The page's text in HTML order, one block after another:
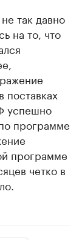
так давно
на то, что
поставках
успешно
программе
программе
четко в